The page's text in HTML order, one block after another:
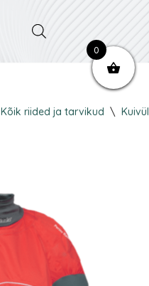
Kõik riided ja tarvikud \
0